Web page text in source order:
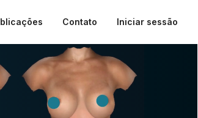
Contato Iniciar sessão